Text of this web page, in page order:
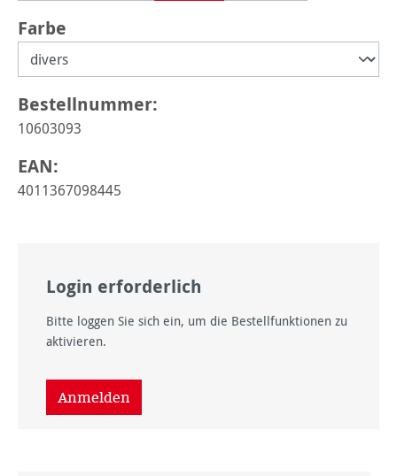
Farbe
Bestellnummer:
10603093
EAN:
4011367098445
Login erforderlich
Bitte loggen Sie sich ein, um die Bestellfunktionen zu
aktivieren.
Anmelden